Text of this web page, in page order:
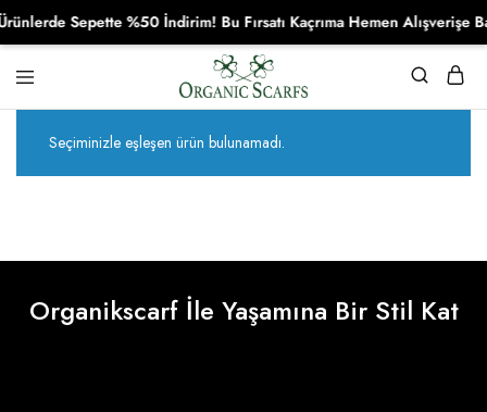
Organikscarf
Seçiminizle eşleşen ürün bulunamadı.
Organikscarf İle Yaşamına Bir Stil Kat
Sepette %50 İndirim! Bu Fırsatı Kaçrıma Hemen Alışverişe